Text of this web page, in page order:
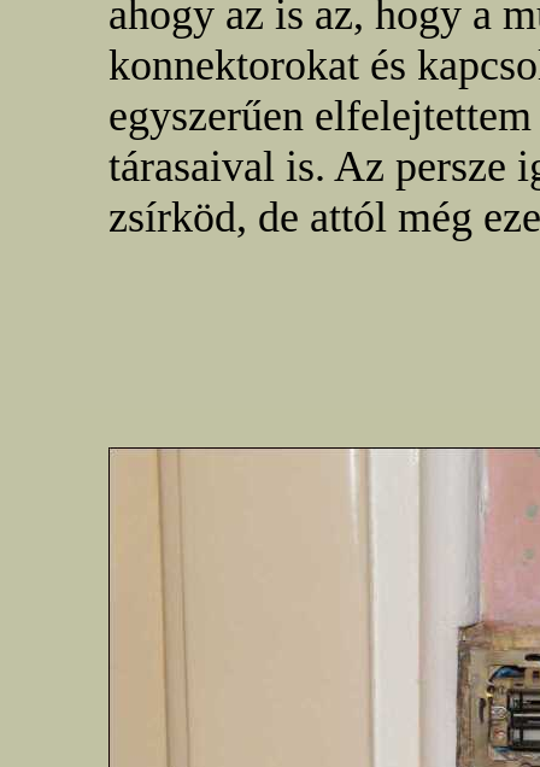
ahogy az is az, hogy a
konnektorokat és
egyszerűen
tárasaival is. Az persze
zsírköd, de attól még